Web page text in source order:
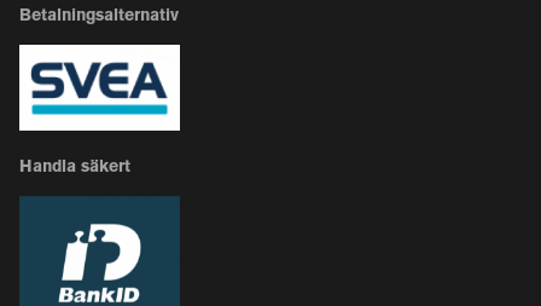
Betalningsalternativ
Handla säkert